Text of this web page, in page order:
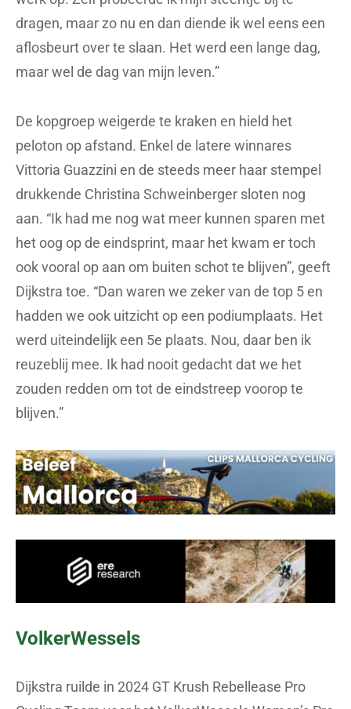
dragen, maar zo nu en dan diende ik wel eens een
aflosbeurt over te slaan. Het werd een lange dag,
maar wel de dag van mijn leven.”
De kopgroep weigerde te kraken en hield het
peloton op afstand. Enkel de latere winnares
Vittoria Guazzini en de steeds meer haar stempel
drukkende Christina Schweinberger sloten nog
aan. “Ik had me nog wat meer kunnen sparen met
het oog op de eindsprint, maar het kwam er toch
ook vooral op aan om buiten schot te blijven”, geeft
Dijkstra toe. “Dan waren we zeker van de top 5 en
hadden we ook uitzicht op een podiumplaats. Het
werd uiteindelijk een 5e plaats. Nou, daar ben ik
reuzeblij mee. Ik had nooit gedacht dat we het
zouden redden om tot de eindstreep voorop te
blijven.”
VolkerWessels
Dijkstra ruilde in 2024 GT Krush Rebellease Pro